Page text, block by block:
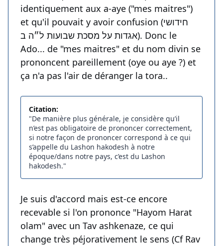
identiquement aux a-aye ("mes maitres")
et qu'il pouvait y avoir confusion (חידושי
אגדות על מסכת שבועות ל״ה ב). Donc le
Ado... de "mes maitres" et du nom divin se
prononcent pareillement (oye ou aye ?) et
ça n'a pas l'air de déranger la tora..
Citation:
"De manière plus générale, je considère qu’il
n’est pas obligatoire de prononcer correctement,
si notre façon de prononcer correspond à ce qui
s’appelle du Lashon hakodesh à notre
époque/dans notre pays, c’est du Lashon
hakodesh."
Je suis d'accord mais est-ce encore
recevable si l'on prononce "Hayom Harat
olam" avec un Tav ashkenaze, ce qui
change très péjorativement le sens (Cf Rav